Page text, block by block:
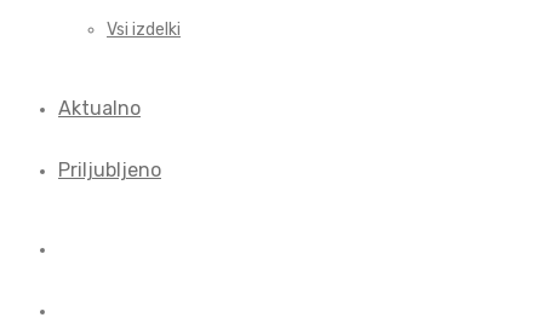
Vsi izdelki
Aktualno
Priljubljeno